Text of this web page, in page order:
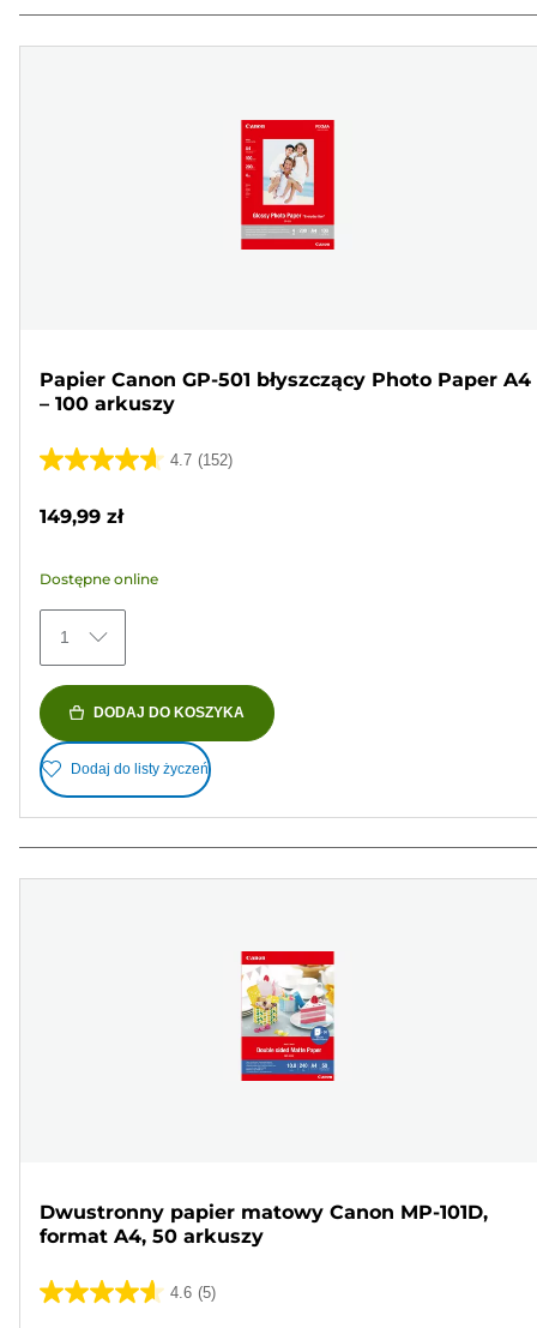
Papier Canon GP-501 błyszczący Photo Paper A4
– 100 arkuszy
4.7 (152)
4.7
5
152
Recenzji
149,99 zł
Dostępne online
1
DODAJ DO KOSZYKA
Dodaj do listy życzeń
Dwustronny papier matowy Canon MP-101D,
format A4, 50 arkuszy
4.6 (5)
4.6